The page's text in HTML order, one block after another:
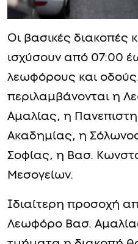
Οι βασικές διακοπές
ισχύσουν από 07:00
λεωφόρους και
περιλαμβάνονται η
Αμαλίας, η
Ακαδημίας, η
Σοφίας, η Βασ.
Μεσογείων.
Ιδιαίτερη προσοχή
Λεωφόρο Βασ.